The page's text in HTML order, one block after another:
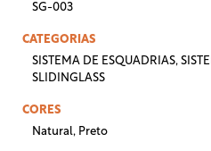
SG-003
CATEGORIAS
SISTEMA DE ESQUADRIAS,
SLIDINGLASS
CORES
Natural, Preto